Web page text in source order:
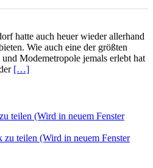
hatte auch heuer wieder allerhand
Wie auch eine der größten
Modemetropole jemals erlebt hat
[…]
teilen (Wird in neuem Fenster
teilen (Wird in neuem Fenster